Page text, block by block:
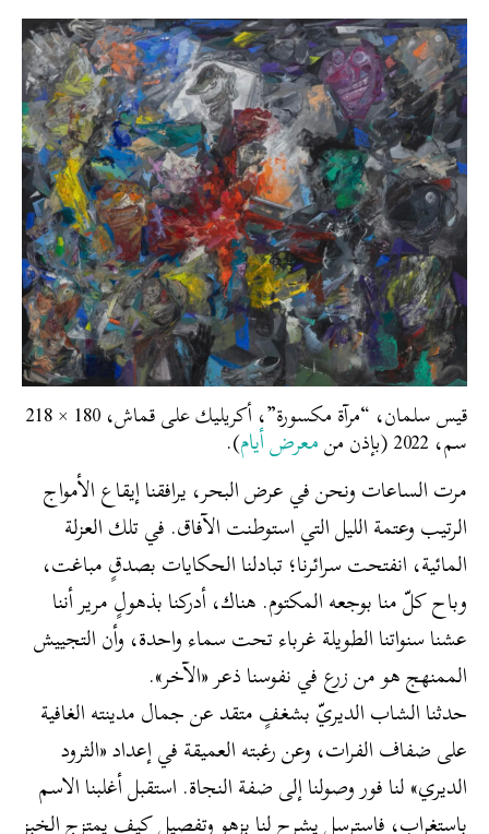
قيس سلمان، “مرآة مكسورة”، أكريليك على قماش، 180 × 218
سم، 2022 (بإذن من معرض أيام).
مرت الساعات ونحن في عرض البحر، يرافقنا إيقاع الأمواج
الرتيب وعتمة الليل التي استوطنت الآفاق. في تلك العزلة
المائية، انفتحت سرائرنا؛ تبادلنا الحكايات بصدقٍ مباغت،
وباح كلّ منا بوجعه المكتوم. هناك، أدركنا بذهولٍ مرير أننا
عشنا سنواتنا الطويلة غرباء تحت سماء واحدة، وأن التجييش
الممنهج هو من زرع في نفوسنا ذعر «الآخر».
​حدثنا الشاب الديريّ بشغفٍ متقد عن جمال مدينته الغافية
على ضفاف الفرات، وعن رغبته العميقة في إعداد «الثرود
الديري» لنا فور وصولنا إلى ضفة النجاة. استقبل أغلبنا الاسم
باستغراب، فاسترسل يشرح لنا بزهوٍ وتفصيل كيف يمتزج الخبز